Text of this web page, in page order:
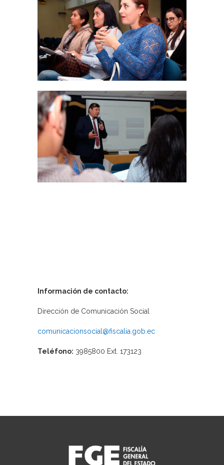
Información de contacto:
Dirección de Comunicación Social
comunicacionsocial@fiscalia.gob.ec
Teléfono: 3985800 Ext. 173123